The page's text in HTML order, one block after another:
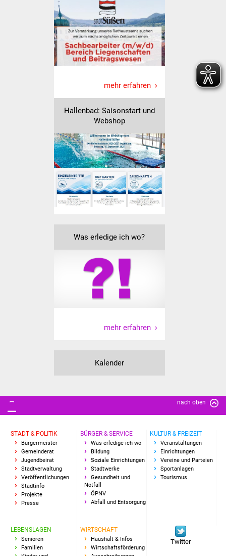
Schwäbischer Albtrauf
Route der
Industriekultur
Lebenslagen
Sommerwochen für
Ältere
Seniorenwohn- und
Pflegeheim
Kinder und Jugendliche
Ukraine-Hilfe
Bauen in Süßen
Wohnimmobilien +
Baugrundstücke
Wirtschaft
Haushalt & Infos
Gewerbeimmobilien
mehr erfahren
Hallenbad: Saisonstart und
Webshop
Was erledige ich wo?
mehr erfahren
Kalender
nach oben
STADT & POLITIK
Bürgermeister
Gemeinderat
Jugendbeirat
Stadtverwaltung
Veröffentlichungen
Stadtinfo
Projekte
Presse
BÜRGER & SERVICE
Was erledige ich wo
Bildung
Soziale Einrichtungen
Stadtwerke
Gesundheit und
Notfall
ÖPNV
Abfall und Entsorgung
KULTUR & FREIZEIT
Veranstaltungen
Einrichtungen
Vereine und Parteien
Sportanlagen
Tourismus
LEBENSLAGEN
Senioren
Familien
WIRTSCHAFT
Haushalt & Infos
Wirtschaftsförderung
Twitter